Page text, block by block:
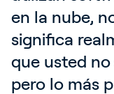
en la nube,
significa
que usted
pero lo más